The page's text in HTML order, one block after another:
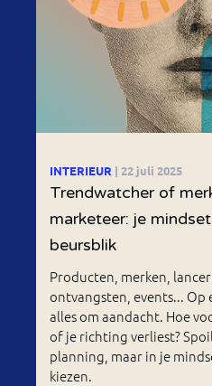
INTERIEUR | 22 juli 2025
Trendwatcher of
marketeer: je
beursblik
Producten, merken,
ontvangsten, events... Op
alles om aandacht. Hoe
of je richting verliest?
planning, maar in je
kiezen.